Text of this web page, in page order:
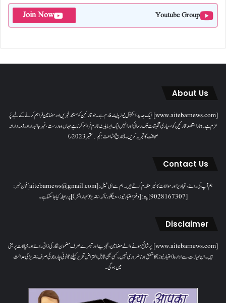
Youtube Group
Join Now
About Us
[www.aitebarnews.com] ایک جدید ڈیجیٹل نیوز پلیٹ فارم ہے۔ جو قارئین کو مستند خبریں اور مضامین فراہم کرنے کے لیے پُر
عزم ہے۔ ہمارا مقصدقارئین کو معیاری تخلیقات تک رسائی اور انہیں ایک ایسا پلیٹ فارم فراہم کرنا ہے جہاں وہ درست، غیر جانبدار اور ذمہ دارانہ
صحافت کا تجربہ کریں۔( تاریخ اشاعت : یکم؍ ستمبر 2023ء)
Contact Us
ہم آپ کی رائے، تجاویز اور سوالات کا خیرمقدم کرتے ہیں۔ ہم سےای میل: [aitebarnews@gmail.com]فون نمبر:
[9028167307]پتہ: [دفتر اعتبار نیوز، ، دیگلور ناکہ، ناندیڑ(مہاراشٹر) ] پر رابطہ کیا جاسکتا ہے۔
Disclaimer
[www.aitebarnews.com] پر شائع ہونے والے مضامین، تجزیے اور تبصرے صرف مضمون نگار کی ذاتی رائے اور خیالات پر مبنی
ہیں۔ ان خیالات سے ادارہ (اعتبار نیوز) کا متفق ہونا ضروری نہیں۔ کسی بھی قابل اعتراض تحریر کیلئے قانونی چارہ جوئی صرف ناندیڑ کی عدالت
میں ہوگی۔